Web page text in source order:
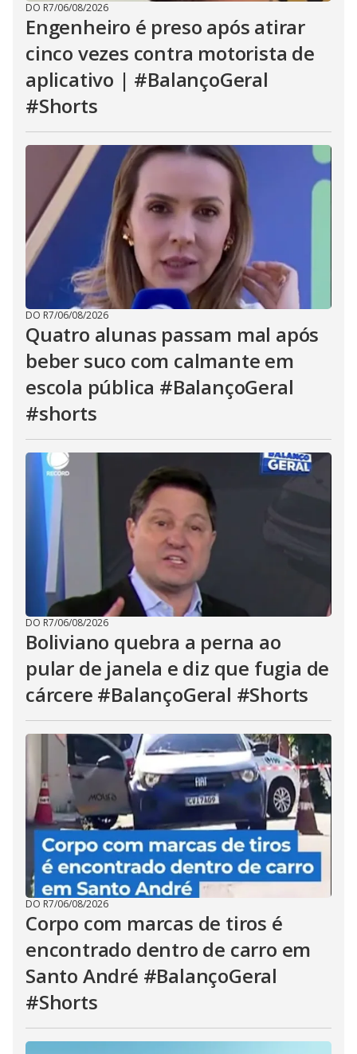
DO R7/06/08/2026
Engenheiro é preso após atirar
cinco vezes contra motorista de
aplicativo | #BalançoGeral
#Shorts
DO R7/06/08/2026
Quatro alunas passam mal após
beber suco com calmante em
escola pública #BalançoGeral
#shorts
DO R7/06/08/2026
Boliviano quebra a perna ao
pular de janela e diz que fugia de
cárcere #BalançoGeral #Shorts
DO R7/06/08/2026
Corpo com marcas de tiros é
encontrado dentro de carro em
Santo André #BalançoGeral
#Shorts